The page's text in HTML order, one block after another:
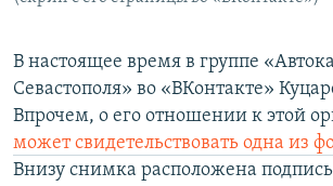
В настоящее время в группе
Севастополя» во «ВКонтакте»
Впрочем, о его отношении к этой
может свидетельствовать одна из
Внизу снимка расположена